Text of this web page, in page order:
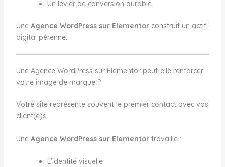
Un levier de conversion durable
Une Agence WordPress sur Elementorconstruit un actif
digital pérenne.
Une Agence WordPress sur Elementor peut-elle renforcer
votre image de marque ?
Votre site représente souvent le premier contact avec vos
client(e)s.
Une Agence WordPress sur Elementortravaille :
L’identité visuelle